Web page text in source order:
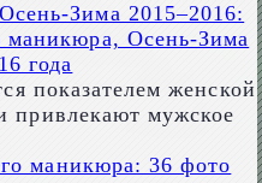
Зима 2015–2016:
маникюра, Осень-Зима
года
показателем женской
привлекают мужское